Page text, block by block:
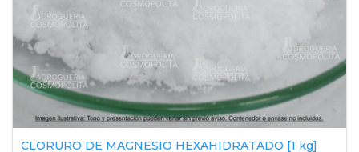
CLORURO DE MAGNESIO HEXAHIDRATADO [1 kg]